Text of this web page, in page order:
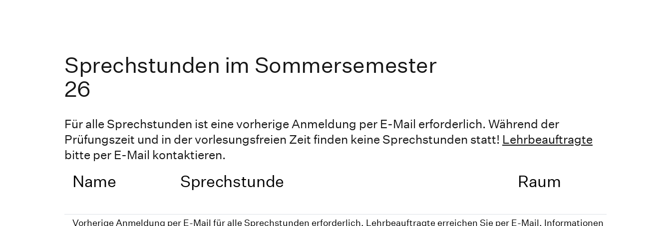
Sprechstunden im Sommersemester
26
Für alle Sprechstunden ist eine vorherige Anmeldung per E-Mail erforderlich. Während der
Prüfungszeit und in der vorlesungsfreien Zeit finden keine Sprechstunden statt! Lehrbeauftragte
bitte per E-Mail kontaktieren.
Name Sprechstunde Raum
Vorherige Anmeldung per E-Mail für alle Sprechstunden erforderlich. Lehrbeauftragte erreichen Sie per E-Mail, Informationen